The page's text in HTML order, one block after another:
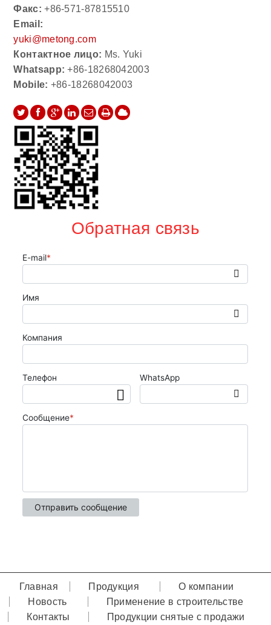
Факс: +86-571-87815510
Email:
yuki@metong.com
Контактное лицо: Ms. Yuki
Whatsapp:+86-18268042003
Mobile: +86-18268042003
Обратная связь
Главная Продукция
О компании
Новость
Применение в строительстве
Контакты
Продукции снятые с продажи